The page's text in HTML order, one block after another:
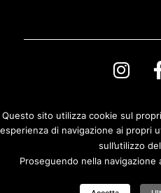
© Copyright Ordine degli Architetti
Fondazione
Questo sito utilizza cookie sul
esperienza di navigazione ai propri
sull’utilizzo
Proseguendo nella